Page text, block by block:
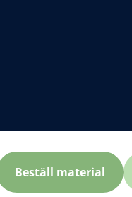
Beställ material